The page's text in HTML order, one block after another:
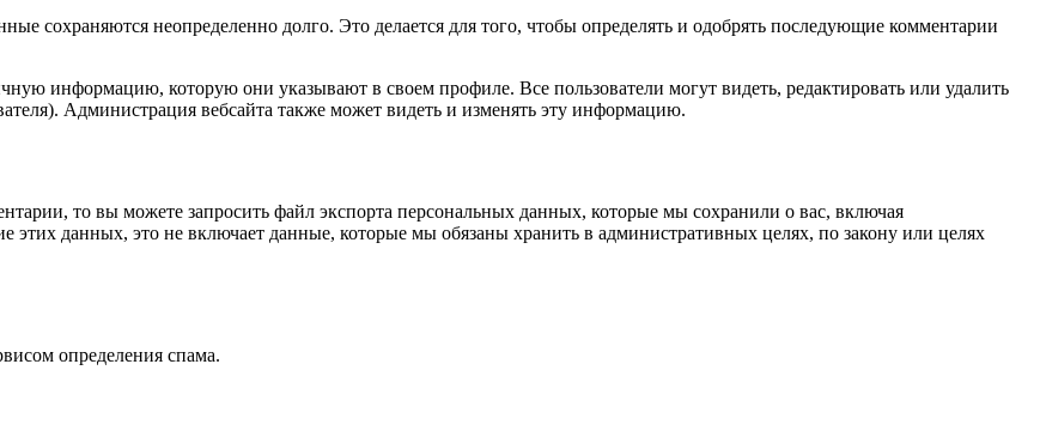
сохраняются неопределенно долго. Это делается для того, чтобы определять и одобрять последующие комментарии
информацию, которую они указывают в своем профиле. Все пользователи могут видеть, редактировать или удалить
Администрация вебсайта также может видеть и изменять эту информацию.
то вы можете запросить файл экспорта персональных данных, которые мы сохранили о вас, включая
этих данных, это не включает данные, которые мы обязаны хранить в административных целях, по закону или целях
определения спама.